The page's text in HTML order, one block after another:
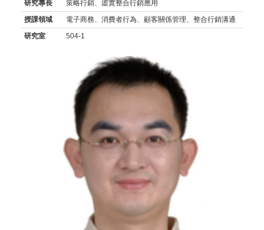
研究專長
策略行銷、虛實整合行銷應用
授課領域
電子商務、消費者行為、顧客關係管理、整合行銷溝通
研究室
504-1